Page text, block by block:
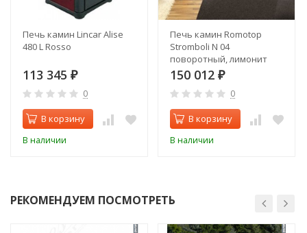
Печь камин Lincar Alise
480 L Rosso
113 345 ₽
0
В корзину
В наличии
Печь камин Romotop
Stromboli N 04
поворотный, лимонит
150 012 ₽
0
В корзину
В наличии
РЕКОМЕНДУЕМ ПОСМОТРЕТЬ